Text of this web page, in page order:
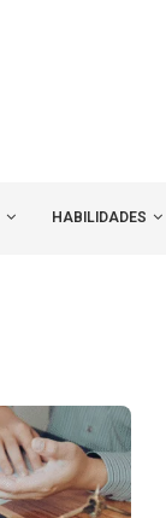
HABILIDADES